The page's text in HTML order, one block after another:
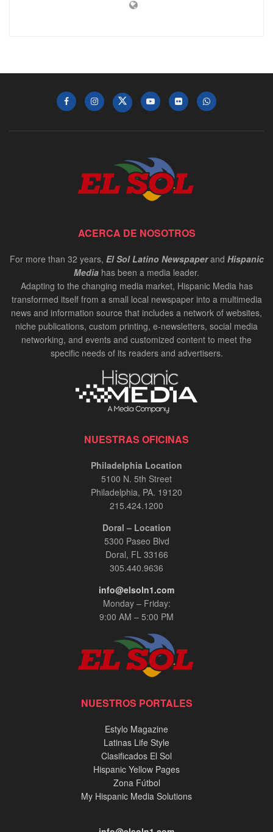
ACERCA DE NOSOTROS
For more than 32 years, El Sol Latino Newspaperand Hispanic
Media has been a media leader.
Adapting to the changing media market, Hispanic Media has
transformed itself from a small local newspaper into a multimedia
news and information source that includes a network of websites,
niche publications, custom printing, e-newsletters, social media
networking, and events and customized content to meet the
specific needs of its readers and advertisers.
NUESTRAS OFICINAS
Philadelphia Location
5100 N. 5th Street
Philadelphia, PA. 19120
215.424.1200
Doral – Location
5300 Paseo Blvd
Doral, FL 33166
305.440.9636
info@elsoln1.com
Monday – Friday:
9:00 AM – 5:00 PM
NUESTROS PORTALES
Estylo Magazine
Latinas Life Style
Clasificados El Sol
Hispanic Yellow Pages
Zona Fútbol
My Hispanic Media Solutions